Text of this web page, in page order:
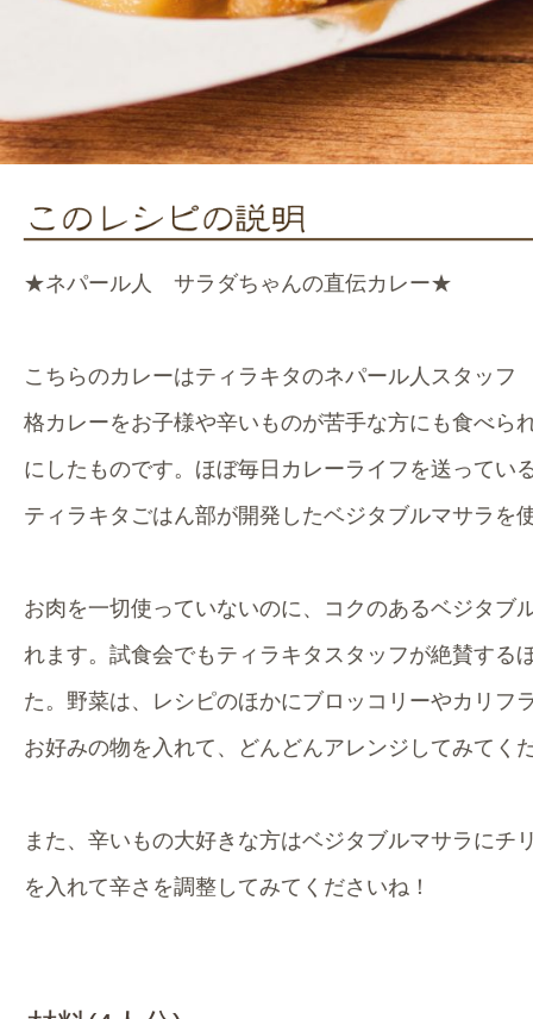
★ネパール人 サラダちゃんの直伝カレー★
こちらのカレーはティラキタのネパール人スタッ
格カレーをお子様や辛いものが苦手な方にも食べら
にしたものです。ほぼ毎日カレーライフを送ってい
ティラキタごはん部が開発したベジタブルマサラを
お肉を一切使っていないのに、コクのあるベジタブ
れます。試食会でもティラキタスタッフが絶賛する
た。野菜は、レシピのほかにブロッコリーやカリフ
お好みの物を入れて、どんどんアレンジしてみてく
また、辛いもの大好きな方はベジタブルマサラにチ
を入れて辛さを調整してみてくださいね！